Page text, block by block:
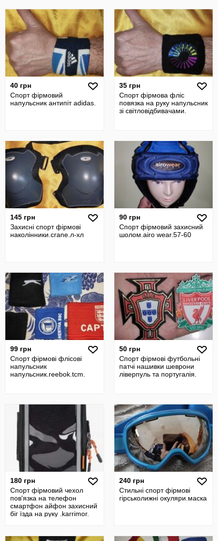
40 грн
Спорт фірмовий
напульсник антипіт adidas.
35 грн
Спорт фірмова фліс
повязка на руку напульсник
зі світловідбивачами.
145 грн
Захисні спорт фірмові
наколінники.crane.л-хл
90 грн
Спорт фірмовий захисний
шолом.airo wear.57-60
99 грн
Спорт фірмові флісові
напульсник
напульсник.reebok.tcm.
50 грн
Спорт фірмові футбольні
патчі нашивки шеврони
ліверпуль та португалія.
180 грн
Спорт фірмовий чехол
пов'язка на телефон
смартфон айфон захисний
біг їзда на руку .karrimor.
240 грн
Стильні спорт фірмові
гірськолижні окуляри.маска